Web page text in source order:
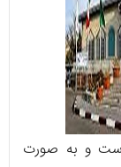
ایجاد شده است و به صورت